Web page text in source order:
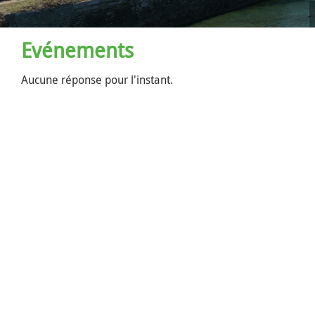
Evénements
Aucune réponse pour l'instant.